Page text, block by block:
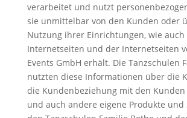
verarbeitet und nutzt
sie unmittelbar von den Kunden oder
Nutzung ihrer Einrichtungen, wie
Internetseiten und der Internetseiten
Events GmbH erhält. Die Tanzschulen
nutzten diese Informationen über die
die Kundenbeziehung mit den
und auch andere eigene Produkte und